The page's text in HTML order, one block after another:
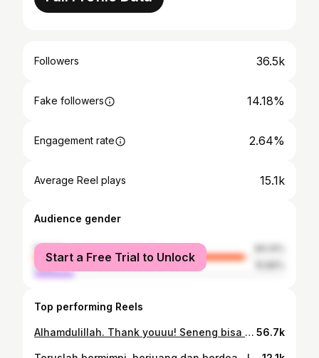
Followers 36.5k
Fake followers 14.18%
Engagement rate 2.64%
Average Reel plays 15.1k
Audience gender
female
male
Start a Free Trial to Unlock
Top performing Reels
Alhamdulillah. Thank youuu! Seneng bisa seru2an bareng @brownis_ttv! Apalagi ketemu sm @ruben_onsu @ivan_gunawan @wendicagur juga bintang tamu yg keren abis lainnya @mohammadfadjri38 & @vincentraditya! Semoga bisa ketemu lagi suatu saat nanti 😄 Special thanks juga buat tim kreatif Trans TV khususnya @kekevaangelista ! 😄💪🏻 56.7k